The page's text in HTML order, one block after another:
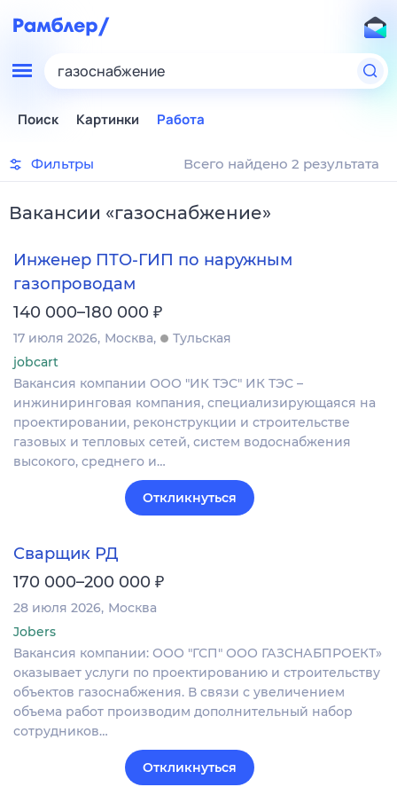
газоснабжение
Поиск Картинки Работа
Фильтры Всего найдено 2 результата
Вакансии «газоснабжение»
Инженер ПТО-ГИП по наружным
газопроводам
140 000–180 000 ₽
17 июля 2026 Москва
Тульская
jobcart
Вакансия компании ООО "ИК ТЭС" ИК ТЭС –
инжиниринговая компания, специализирующаяся на
проектировании, реконструкции и строительстве
газовых и тепловых сетей, систем водоснабжения
высокого, среднего и…
Откликнуться
Сварщик РД
170 000–200 000 ₽
28 июля 2026 Москва
Jobers
Вакансия компании: ООО "ГСП" ООО ГАЗСНАБПРОЕКТ»
оказывает услуги по проектированию и строительству
объектов газоснабжения. В связи с увеличением
объема работ производим дополнительный набор
сотрудников…
Откликнуться